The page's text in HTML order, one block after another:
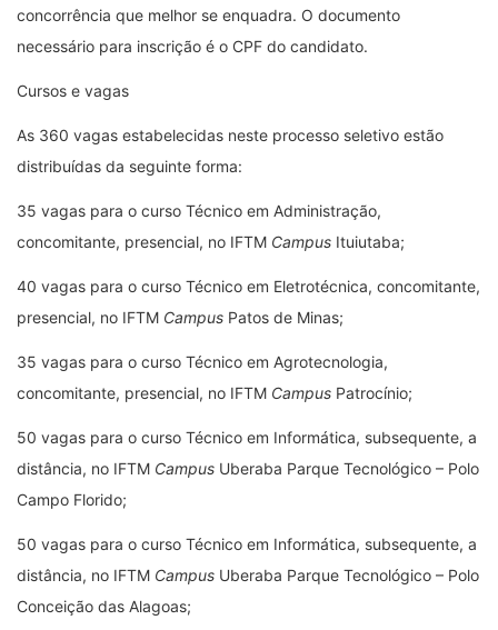
concorrência que melhor se enquadra. O documento
necessário para inscrição é o CPF do candidato.
Cursos e vagas
As 360 vagas estabelecidas neste processo seletivo estão
distribuídas da seguinte forma:
35 vagas para o curso Técnico em Administração,
concomitante, presencial, no IFTM Campus Ituiutaba;
40 vagas para o curso Técnico em Eletrotécnica, concomitante,
presencial, no IFTM Campus Patos de Minas;
35 vagas para o curso Técnico em Agrotecnologia,
concomitante, presencial, no IFTM Campus Patrocínio;
50 vagas para o curso Técnico em Informática, subsequente, a
distância, no IFTM Campus Uberaba Parque Tecnológico – Polo
Campo Florido;
50 vagas para o curso Técnico em Informática, subsequente, a
distância, no IFTM Campus Uberaba Parque Tecnológico – Polo
Conceição das Alagoas;